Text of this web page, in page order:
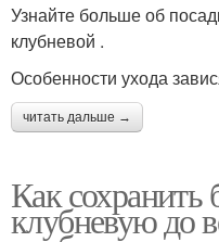
Узнайте больше об
клубневой .
Особенности ухода
читать дальше →
Как сохранить
клубневую до